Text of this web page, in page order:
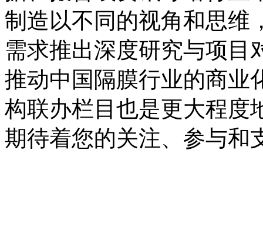
制造以不同的视角和思维
需求推出深度研究与项目
推动中国隔膜行业的商业
构联办栏目也是更大程度
期待着您的关注、参与和